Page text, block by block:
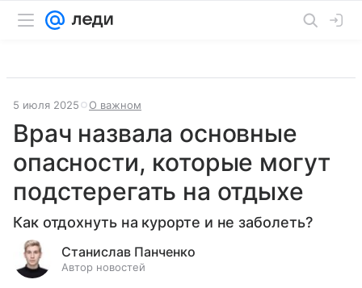
5 июля 2025 О важном
Врач назвала основные
опасности, которые могут
подстерегать на отдыхе
Как отдохнуть на курорте и не заболеть?
Станислав Панченко
Автор новостей